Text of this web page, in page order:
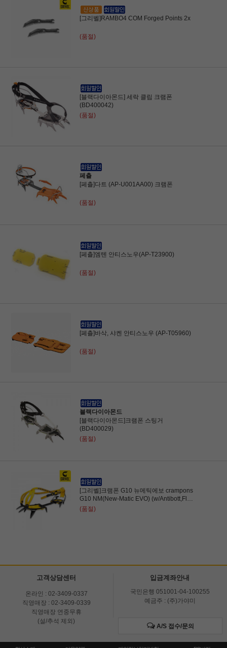
[그리벨]RAMBO4 COM Forged Points 2x
(품절)
[블랙다이아몬드] 세락 클립 크램폰
(BD400042)
(품절)
페츨
[페츨]다트 (AP-U001AA00) 크램폰
(품절)
[페츨]엠텐 안티스노우(AP-T23900)
(품절)
[페츨]바삭, 샤켄 안티스노우 (AP-T05960)
(품절)
블랙다이아몬드
[블랙다이아몬드]크램폰 스팅거
(BD400029)
(품절)
[그리벨]크램폰 G10 뉴메틱에보 crampons
G10 NM(New-Matic EVO) (w/Antibott,Flex
bar)설상 워킹용
(품절)
고객상담센터
온라인 : 02-3409-0337
직영매장 : 02-3409-0339
직영매장 연중무휴
(설/추석 제외)
입금계좌안내
국민은행 051001-04-100255
예금주 : (주)가야미
A/S 접수/문의